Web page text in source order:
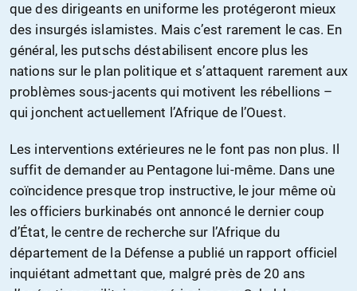
que des dirigeants en uniforme les protégeront mieux
des insurgés islamistes. Mais c’est rarement le cas. En
général, les putschs déstabilisent encore plus les
nations sur le plan politique et s’attaquent rarement aux
problèmes sous-jacents qui motivent les rébellions –
qui jonchent actuellement l’Afrique de l’Ouest.
Les interventions extérieures ne le font pas non plus. Il
suffit de demander au Pentagone lui-même. Dans une
coïncidence presque trop instructive, le jour même où
les officiers burkinabés ont annoncé le dernier coup
d’État, le centre de recherche sur l’Afrique du
département de la Défense a publié un rapport officiel
inquiétant admettant que, malgré près de 20 ans